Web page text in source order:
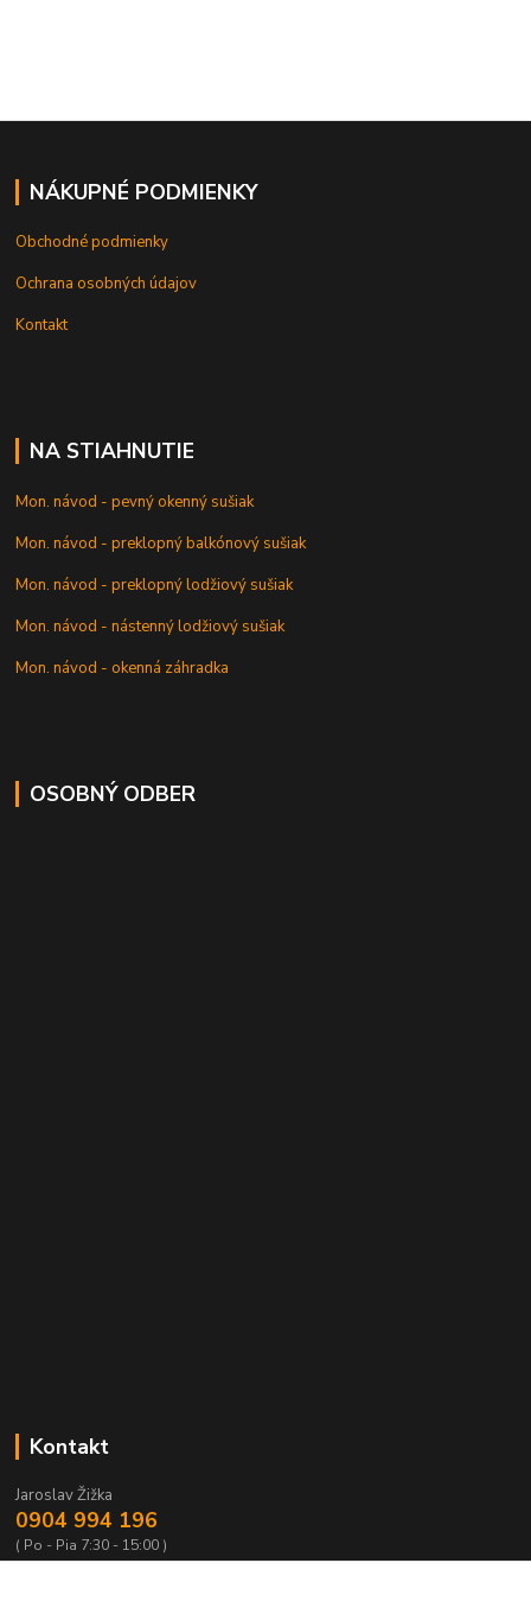
NÁKUPNÉ PODMIENKY
Obchodné podmienky
Ochrana osobných údajov
Kontakt
NA STIAHNUTIE
Mon. návod - pevný okenný sušiak
Mon. návod - preklopný balkónový sušiak
Mon. návod - preklopný lodžiový sušiak
Mon. návod - nástenný lodžiový sušiak
Mon. návod - okenná záhradka
OSOBNÝ ODBER
Kontakt
Jaroslav Žižka
0904 994 196
( Po - Pia 7:30 - 15:00 )